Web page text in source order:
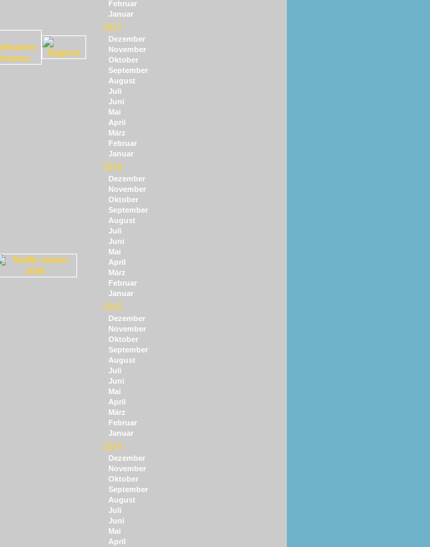
Februar
Januar
2017
Dezember
November
Oktober
September
August
Juli
Juni
Mai
April
März
Februar
Januar
2016
Dezember
November
Oktober
September
August
Juli
Juni
Mai
April
März
Februar
Januar
2015
Dezember
November
Oktober
September
August
Juli
Juni
Mai
April
März
Februar
Januar
2014
Dezember
November
Oktober
September
August
Juli
Juni
Mai
April